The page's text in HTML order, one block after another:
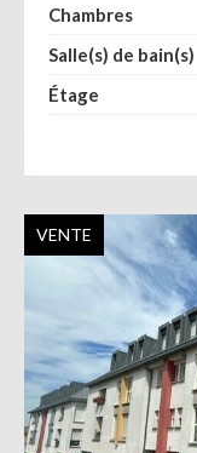
Chambres
Salle(s) de bain(s)
Étage
VENTE